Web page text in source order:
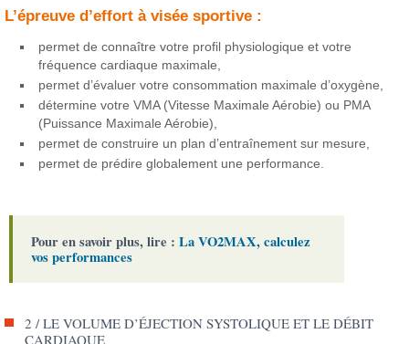
L’épreuve d’effort à visée sportive :
permet de connaître votre profil physiologique et votre
fréquence cardiaque maximale,
permet d’évaluer votre consommation maximale d’oxygène,
détermine votre VMA (Vitesse Maximale Aérobie) ou PMA
(Puissance Maximale Aérobie),
permet de construire un plan d’entraînement sur mesure,
permet de prédire globalement une performance.
Pour en savoir plus, lire :La VO2MAX, calculez
vos performances
2 / LE VOLUME D’ÉJECTION SYSTOLIQUE ET LE DÉBIT
CARDIAQUE